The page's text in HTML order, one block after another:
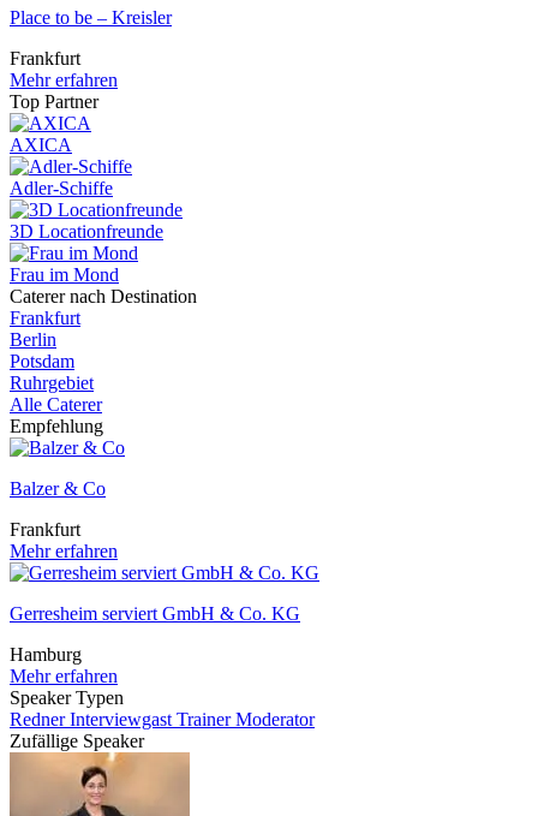
Place to be – Kreisler
Frankfurt
Mehr erfahren
Top Partner
AXICA
Adler-Schiffe
3D Locationfreunde
Frau im Mond
Caterer nach Destination
Frankfurt
Berlin
Potsdam
Ruhrgebiet
Alle Caterer
Empfehlung
Balzer & Co
Frankfurt
Mehr erfahren
Gerresheim serviert GmbH & Co. KG
Hamburg
Mehr erfahren
Speaker Typen
RednerInterviewgast TrainerModerator
Zufällige Speaker